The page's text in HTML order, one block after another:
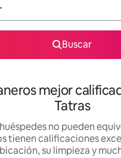
Buscar
mejor
Tatras
huéspedes no pueden
tienen calificaciones
su limpieza y